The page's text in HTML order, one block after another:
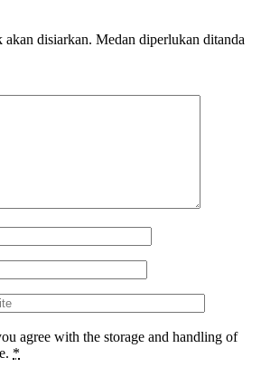
akan disiarkan. Medan diperlukan ditanda
agree with the storage and handling of
*